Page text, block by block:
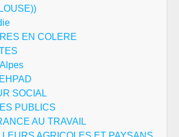
EN COLERE
SOCIAL
PUBLICS
AU TRAVAIL